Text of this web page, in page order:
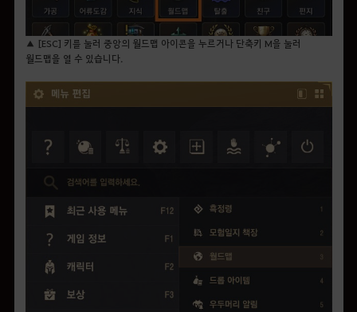
▲ [ESC] 키를 눌러 중앙의 월드맵 아이콘을 누르거나 단축키 M을 눌러
월드맵을 열 수 있습니다.